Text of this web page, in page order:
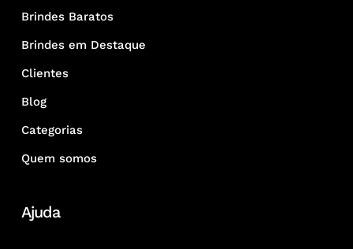
Brindes Baratos
Brindes em Destaque
Clientes
Blog
Categorias
Quem somos
Ajuda